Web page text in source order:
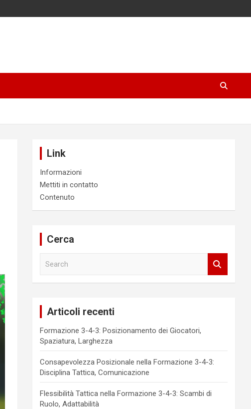
Link
Informazioni
Mettiti in contatto
Contenuto
Cerca
Articoli recenti
Formazione 3-4-3: Posizionamento dei Giocatori,
Spaziatura, Larghezza
Consapevolezza Posizionale nella Formazione 3-4-3:
Disciplina Tattica, Comunicazione
Flessibilità Tattica nella Formazione 3-4-3: Scambi di
Ruolo, Adattabilità